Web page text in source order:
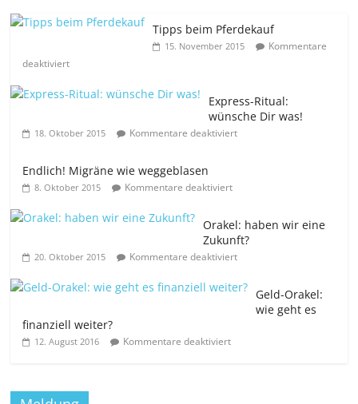
Tipps beim Pferdekauf
15. November 2015
Kommentare
deaktiviert
Express-Ritual:
wünsche Dir was!
18. Oktober 2015 Kommentare deaktiviert
Endlich! Migräne wie weggeblasen
8. Oktober 2015 Kommentare deaktiviert
Orakel: haben wir eine
Zukunft?
20. Oktober 2015 Kommentare deaktiviert
Geld-Orakel:
wie geht es
finanziell weiter?
12. August 2016 Kommentare deaktiviert